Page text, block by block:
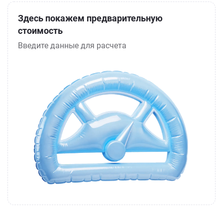
Здесь покажем предварительную
стоимость
Введите данные для расчета